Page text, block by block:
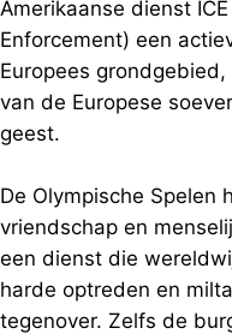
Amerikaanse dienst
Enforcement) een
Europees
van de Europese
geest.
De Olympische Spelen
vriendschap en
een dienst die
harde optreden en
tegenover. Zelfs de